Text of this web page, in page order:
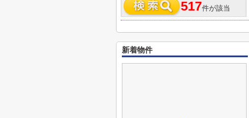
517件が該当
新着物件